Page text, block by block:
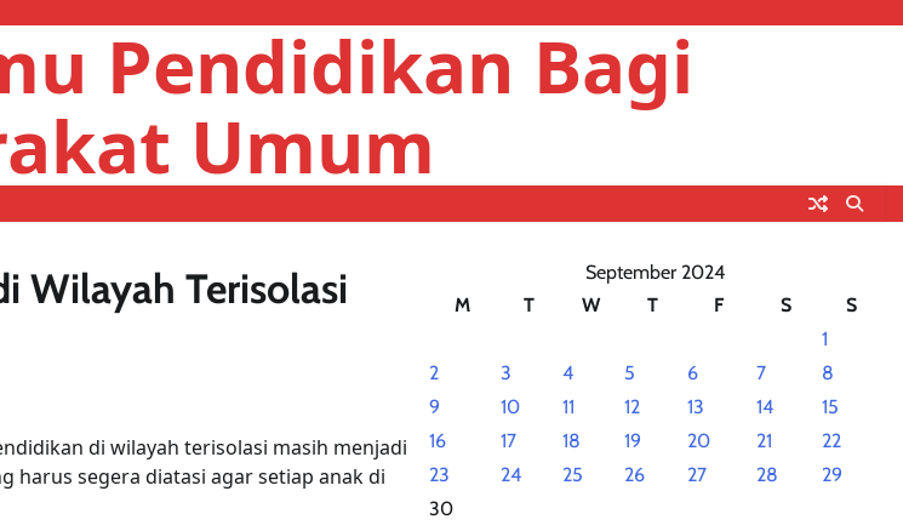
Pendidikan Bagi
Umum
Wilayah Terisolasi
di wilayah terisolasi masih menjadi
harus segera diatasi agar setiap anak di
September 2024
M
T W T F S
S
1
2
3 4 5 6 7
8
9
10 11 12 13 14
15
16
17 18 19 20 21
22
23
24 25 26 27 28
29
30